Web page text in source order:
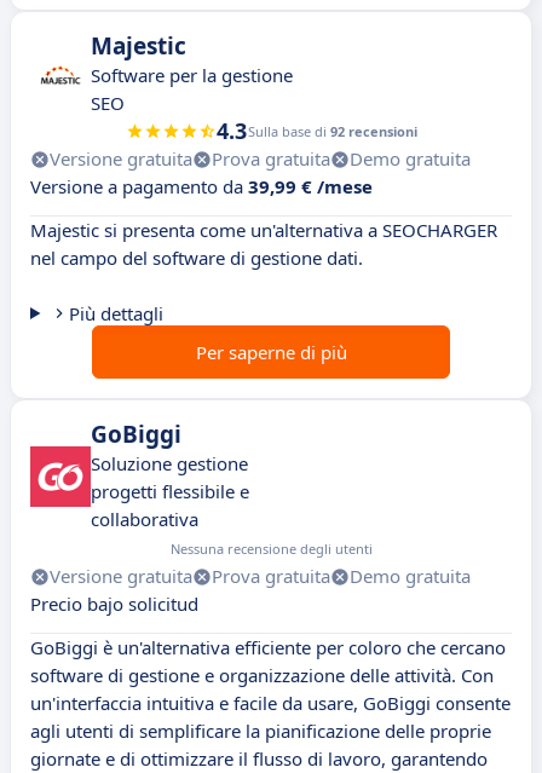
Majestic
Software per la gestione
SEO
4.3Sulla base di 92 recensioni
Versione gratuita Prova gratuita
Demo gratuita
Versione a pagamento da 39,99 € /mese
Majestic si presenta come un'alternativa a SEOCHARGER
nel campo del software di gestione dati.
Più dettagli
Per saperne di più
GoBiggi
Soluzione gestione
progetti flessibile e
collaborativa
Nessuna recensione degli utenti
Versione gratuita Prova gratuita
Demo gratuita
Precio bajo solicitud
GoBiggi è un'alternativa efficiente per coloro che cercano
software di gestione e organizzazione delle attività. Con
un'interfaccia intuitiva e facile da usare, GoBiggi consente
agli utenti di semplificare la pianificazione delle proprie
giornate e di ottimizzare il flusso di lavoro, garantendo